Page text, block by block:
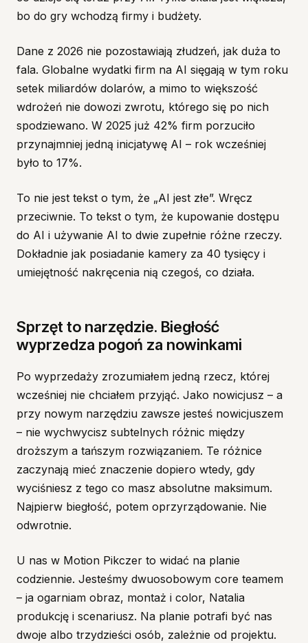
bo do gry wchodzą firmy i budżety.
Dane z 2026 nie pozostawiają złudzeń, jak duża to
fala. Globalne wydatki firm na AI sięgają w tym roku
setek miliardów dolarów, a mimo to większość
wdrożeń nie dowozi zwrotu, którego się po nich
spodziewano. W 2025 już 42% firm porzuciło
przynajmniej jedną inicjatywę AI – rok wcześniej
było to 17%.
To nie jest tekst o tym, że „AI jest złe”. Wręcz
przeciwnie. To tekst o tym, że kupowanie dostępu
do AI i używanie AI to dwie zupełnie różne rzeczy.
Dokładnie jak posiadanie kamery za 40 tysięcy i
umiejętność nakręcenia nią czegoś, co działa.
Sprzęt to narzędzie. Biegłość
wyprzedza pogoń za nowinkami
Po wyprzedaży zrozumiałem jedną rzecz, której
wcześniej nie chciałem przyjąć. Jako nowicjusz – a
przy nowym narzędziu zawsze jesteś nowicjuszem
– nie wychwycisz subtelnych różnic między
droższym a tańszym rozwiązaniem. Te różnice
zaczynają mieć znaczenie dopiero wtedy, gdy
wyciśniesz z tego co masz absolutne maksimum.
Najpierw biegłość, potem oprzyrządowanie. Nie
odwrotnie.
U nas w Motion Pikczer to widać na planie
codziennie. Jesteśmy dwuosobowym core teamem
– ja ogarniam obraz, montaż i color, Natalia
produkcję i scenariusz. Na planie potrafi być nas
dwoje albo trzydzieści osób, zależnie od projektu.